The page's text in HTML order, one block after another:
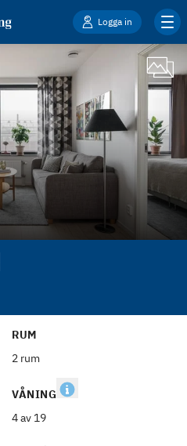
Logga in
RUM
2 rum
VÅNING
4 av 19